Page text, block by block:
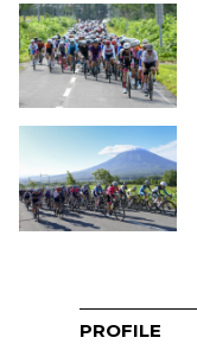
PROFILE